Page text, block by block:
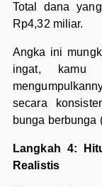
Total dana
Rp4,32 miliar.
Angka ini
ingat, kamu
secara
bunga berbunga
Langkah 4:
Realistis